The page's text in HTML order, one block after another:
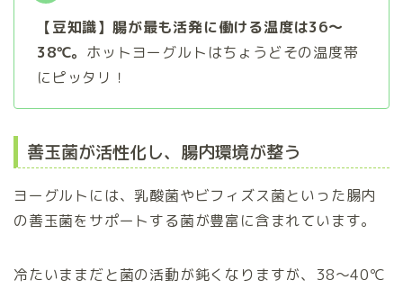
【豆知識】腸が最も活発に働ける温度は36～
38℃。 ホットヨーグルトはちょうどその温度帯
にピッタリ！
善玉菌が活性化し、腸内環境が整う
ヨーグルトには、乳酸菌やビフィズス菌といった腸内
の善玉菌をサポートする菌が豊富に含まれています。
冷たいままだと菌の活動が鈍くなりますが、38〜40℃